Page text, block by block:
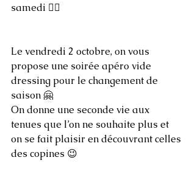
samedi ✌🏻
Le vendredi 2 octobre, on vous
propose une soirée apéro vide
dressing pour le changement de
saison 🤗
On donne une seconde vie aux
tenues que l’on ne souhaite plus et
on se fait plaisir en découvrant celles
des copines 😉